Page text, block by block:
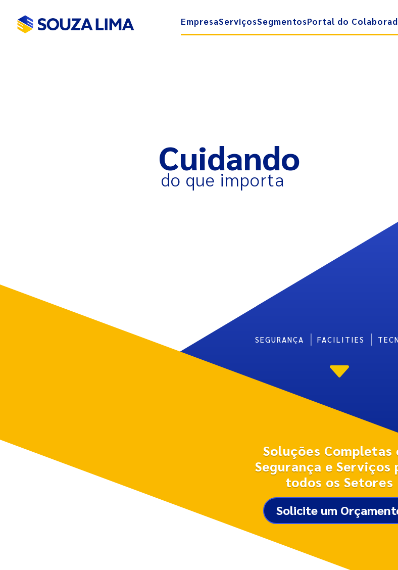
EmpresaServiçosSegmentosPortal do
Cuidando
do que importa
SEGURANÇA FACILITIES
C
Soluções Completas
Segurança e Serviços
todos os Setores
Solicite um